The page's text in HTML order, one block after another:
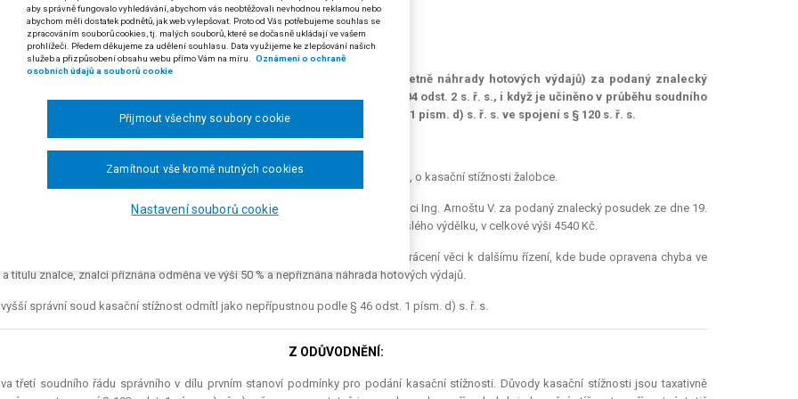
2003
2 a § 104 odst. 2 soudního řádu správního
soudu podle § 58 odst. 2 s. ř. s. o přiznání odměny znalci (včetně náhrady hotových výdajů) za podaný znalecký
je svým obsahem i formou rozhodnutím o nákladech řízení podle § 104 odst. 2 s. ř. s., i když je učiněno v průběhu soudního
kasační stížnost proti němu směřující soud odmítne podle § 46 odst. 1 písm. d) s. ř. s. ve spojení s § 120 s. ř. s.
Nejvyššího správního soudu ze dne 12. 8. 2003, čj. 5 As 22/2003-41)
Pavel F. v P. proti Zeměměřickému a katastrálnímu inspektorátu v Pardubicích, o kasační stížnosti žalobce.
Krajského soudu v Hradci Králové ze dne 22. 5. 2003 byla přiznána znalci Ing. Arnoštu V. za podaný znalecký posudek ze dne 19.
odměna, včetně zvýšení odměny, a náhrada hotových výdajů, včetně náhrady ušlého výdělku, v celkové výši 4540 Kč.
podanou kasační stížností se žalobce domáhal zrušení tohoto usnesení a vrácení věci k dalšímu řízení, kde bude opravena chyba ve
titulu znalce, znalci přiznána odměna ve výši 50 % a nepřiznána náhrada hotových výdajů.
správní soud kasační stížnost odmítl jako nepřípustnou podle § 46 odst. 1 písm. d) s. ř. s.
Z ODŮVODNĚNÍ:
třetí soudního řádu správního v dílu prvním stanoví podmínky pro podání kasační stížnosti. Důvody kasační stížnosti jsou taxativně
aby správně fungovalo vyhledávání, abychom vás neobtěžovali nevhodnou reklamou nebo
abychom měli dostatek podnětů, jak web vylepšovat. Proto od Vás potřebujeme souhlas se
zpracováním souborů cookies, tj. malých souborů, které se dočasně ukládají ve vašem
prohlížeči. Předem děkujeme za udělení souhlasu. Data využijeme ke zlepšování našich
služeb a přizpůsobení obsahu webu přímo Vám na míru.
Oznámení o ochraně
osobních údajů a souborů cookie
Nastavení souborů cookie
Zamítnout vše kromě nutných cookies
Přijmout všechny soubory cookie